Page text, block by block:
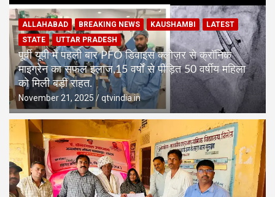
ALLAHABAD BREAKING NEWS KAUSHAMBI
LATEST
STATE
UTTAR PRADESH
पूर्वी यूपी में पहली बार PFO डिवाइस क्लोज़र से क्रॉनिक
माइग्रेन का सफल इलाज,15 वर्षों से पीड़ित 50 वर्षीय महिला
को मिली बड़ी राहत.
November 21, 2025 qtvindia.in